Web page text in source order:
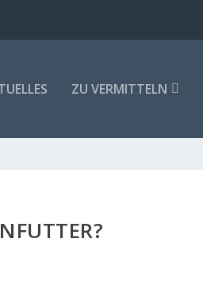
ZU VERMITTELN